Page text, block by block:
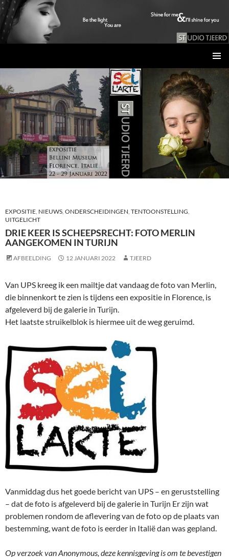
MENU
DE
INHOUD
EXPOSITIE, NIEUWS, ONDERSCHEIDINGEN, TENTOONSTELLING,
UITGELICHT
DRIE KEER IS SCHEEPSRECHT: FOTO MERLIN
AANGEKOMEN IN TURIJN
AFBEELDING 12 JANUARI 2022 TJEERD
Van UPS kreeg ik een mailtje dat vandaag de foto van Merlin,
die binnenkort te zien is tijdens een expositie in Florence, is
afgeleverd bij de galerie in Turijn.
Het laatste struikelblok is hiermee uit de weg geruimd.
Vanmiddag dus het goede bericht van UPS – en geruststelling
– dat de foto is afgeleverd bij de galerie in Turijn Er zijn wat
problemen rondom de aflevering van de foto op de plaats van
bestemming, want de foto is eerder in Italië dan was gepland.
Op verzoek van Anonymous, deze kennisgeving is om te bevestigen